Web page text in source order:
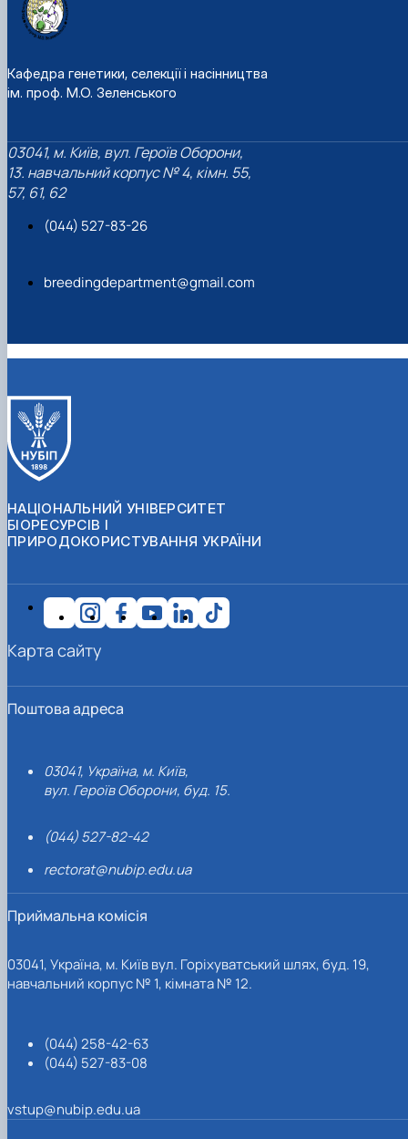
Кафедра генетики, селекції і насінництва
ім. проф. М.О. Зеленського
03041, м. Київ, вул. Героїв Оборони,
13. навчальний корпус № 4, кімн. 55,
57, 61, 62
(044) 527-83-26
breedingdepartment@gmail.com
НАЦІОНАЛЬНИЙ УНІВЕРСИТЕТ
БІОРЕСУРСІВ І
ПРИРОДОКОРИСТУВАННЯ УКРАЇНИ
Поштова адреса
03041, Україна, м. Київ,
вул. Героїв Оборони, буд. 15.
(044) 527-82-42
rectorat@nubip.edu.ua
Приймальна комісія
03041, Україна, м. Київ вул. Горіхуватський шлях, буд. 19,
навчальний корпус № 1, кімната № 12.
(044) 258-42-63
(044) 527-83-08
vstup@nubip.edu.ua
Карта сайту